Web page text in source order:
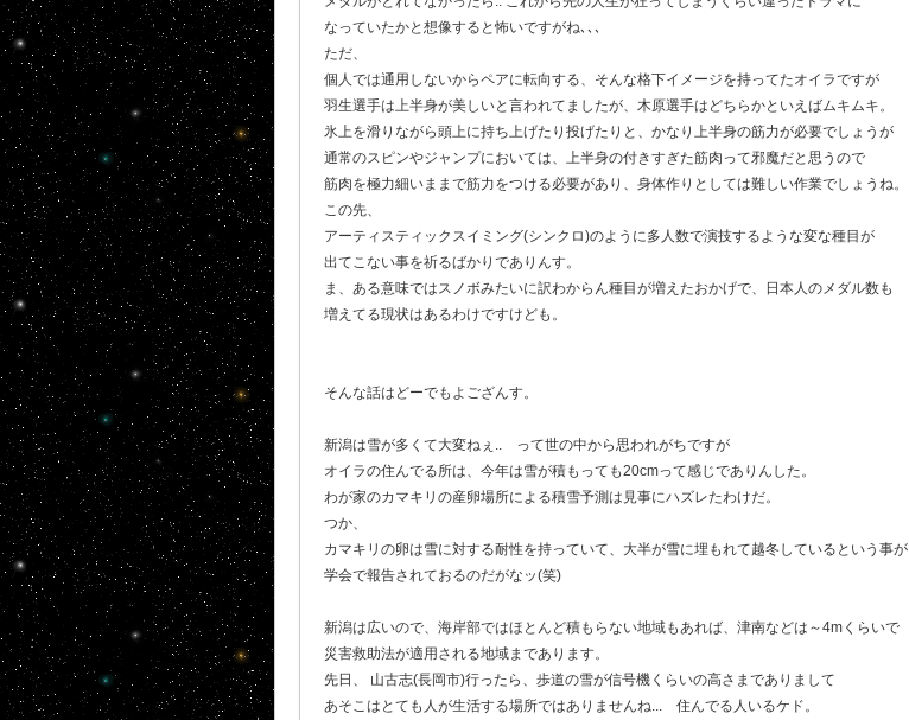
なっていたかと想像すると怖いですがね､､､
ただ、
個人では通用しないからペアに転向する、そんな格下イメージを持ってたオイラですが
羽生選手は上半身が美しいと言われてましたが、木原選手はどちらかといえばムキムキ。
氷上を滑りながら頭上に持ち上げたり投げたりと、かなり上半身の筋力が必要でしょうが
通常のスピンやジャンプにおいては、上半身の付きすぎた筋肉って邪魔だと思うので
筋肉を極力細いままで筋力をつける必要があり、身体作りとしては難しい作業でしょうね。
この先、
アーティスティックスイミング(シンクロ)のように多人数で演技するような変な種目が
出てこない事を祈るばかりでありんす。
ま、ある意味ではスノボみたいに訳わからん種目が増えたおかげで、日本人のメダル数も
増えてる現状はあるわけですけども。
そんな話はどーでもよござんす。
新潟は雪が多くて大変ねぇ.. って世の中から思われがちですが
オイラの住んでる所は、今年は雪が積もっても20cmって感じでありんした。
わが家のカマキリの産卵場所による積雪予測は見事にハズレたわけだ。
つか、
カマキリの卵は雪に対する耐性を持っていて、大半が雪に埋もれて越冬しているという事が
学会で報告されておるのだがなッ(笑)
新潟は広いので、海岸部ではほとんど積もらない地域もあれば、津南などは～4mくらいで
災害救助法が適用される地域まであります。
先日、 山古志(長岡市)行ったら、歩道の雪が信号機くらいの高さまでありまして
あそこはとても人が生活する場所ではありませんね... 住んでる人いるケド。